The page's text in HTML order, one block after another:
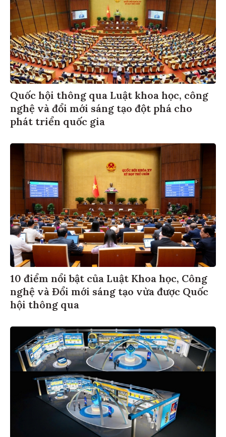
Quốc hội thông qua Luật khoa học, công
nghệ và đổi mới sáng tạo đột phá cho
phát triển quốc gia
10 điểm nổi bật của Luật Khoa học, Công
nghệ và Đổi mới sáng tạo vừa được Quốc
hội thông qua